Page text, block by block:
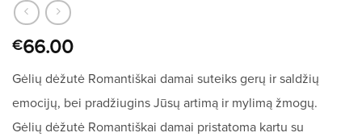
€66.00
Gėlių dėžutė Romantiškai damai suteiks gerų ir saldžių
emocijų, bei pradžiugins Jūsų artimą ir mylimą žmogų.
Gėlių dėžutė Romantiškai damai pristatoma kartu su